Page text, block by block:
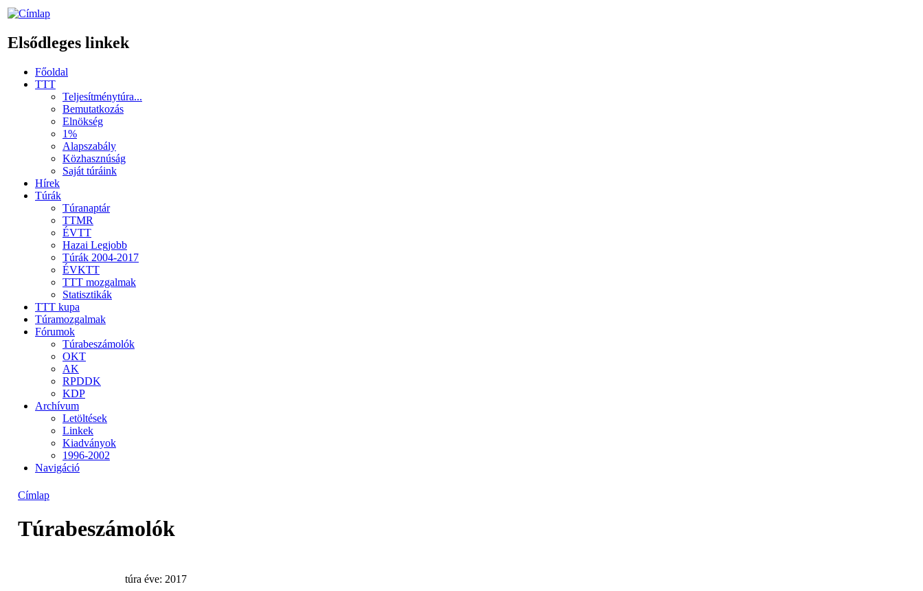
Elsődleges linkek
Főoldal
TTT
Teljesítménytúra...
Bemutatkozás
Elnökség
1%
Alapszabály
Közhasznúság
Saját túráink
Hírek
Túrák
Túranaptár
TTMR
ÉVTT
Hazai Legjobb
Túrák 2004-2017
ÉVKTT
TTT mozgalmak
Statisztikák
TTT kupa
Túramozgalmak
Fórumok
Túrabeszámolók
OKT
AK
RPDDK
KDP
Archívum
Letöltések
Linkek
Kiadványok
1996-2002
Navigáció
Címlap
Túrabeszámolók
túra éve: 2017